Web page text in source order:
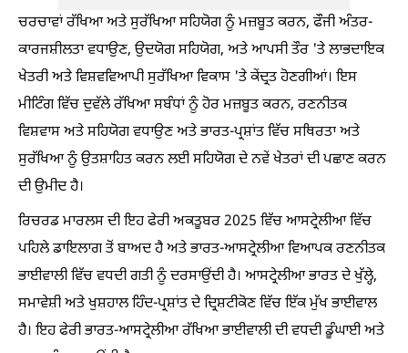
ਚਰਚਾਵਾਂ ਰੱਖਿਆ ਅਤੇ ਸੁਰੱਖਿਆ ਸਹਿਯੋਗ ਨੂੰ ਮਜ਼ਬੂਤ ਕਰਨ, ਫੌਜੀ ਅੰਤਰ-
ਕਾਰਜਸ਼ੀਲਤਾ ਵਧਾਉਣ, ਉਦਯੋਗ ਸਹਿਯੋਗ, ਅਤੇ ਆਪਸੀ ਤੌਰ 'ਤੇ ਲਾਭਦਾਇਕ
ਖੇਤਰੀ ਅਤੇ ਵਿਸ਼ਵਵਿਆਪੀ ਸੁਰੱਖਿਆ ਵਿਕਾਸ 'ਤੇ ਕੇਂਦ੍ਰਤ ਹੋਣਗੀਆਂ। ਇਸ
ਮੀਟਿੰਗ ਵਿੱਚ ਦੁਵੱਲੇ ਰੱਖਿਆ ਸਬੰਧਾਂ ਨੂੰ ਹੋਰ ਮਜ਼ਬੂਤ ਕਰਨ, ਰਣਨੀਤਕ
ਵਿਸ਼ਵਾਸ ਅਤੇ ਸਹਿਯੋਗ ਵਧਾਉਣ ਅਤੇ ਭਾਰਤ-ਪ੍ਰਸ਼ਾਂਤ ਵਿੱਚ ਸਥਿਰਤਾ ਅਤੇ
ਸੁਰੱਖਿਆ ਨੂੰ ਉਤਸ਼ਾਹਿਤ ਕਰਨ ਲਈ ਸਹਿਯੋਗ ਦੇ ਨਵੇਂ ਖੇਤਰਾਂ ਦੀ ਪਛਾਣ ਕਰਨ
ਦੀ ਉਮੀਦ ਹੈ।
ਰਿਚਰਡ ਮਾਰਲਸ ਦੀ ਇਹ ਫੇਰੀ ਅਕਤੂਬਰ 2025 ਵਿੱਚ ਆਸਟ੍ਰੇਲੀਆ ਵਿੱਚ
ਪਹਿਲੇ ਡਾਇਲਾਗ ਤੋਂ ਬਾਅਦ ਹੈ ਅਤੇ ਭਾਰਤ-ਆਸਟ੍ਰੇਲੀਆ ਵਿਆਪਕ ਰਣਨੀਤਕ
ਭਾਈਵਾਲੀ ਵਿੱਚ ਵਧਦੀ ਗਤੀ ਨੂੰ ਦਰਸਾਉਂਦੀ ਹੈ। ਆਸਟ੍ਰੇਲੀਆ ਭਾਰਤ ਦੇ ਖੁੱਲ੍ਹੇ,
ਸਮਾਵੇਸ਼ੀ ਅਤੇ ਖੁਸ਼ਹਾਲ ਹਿੰਦ-ਪ੍ਰਸ਼ਾਂਤ ਦੇ ਦ੍ਰਿਸ਼ਟੀਕੋਣ ਵਿੱਚ ਇੱਕ ਮੁੱਖ ਭਾਈਵਾਲ
ਹੈ। ਇਹ ਫੇਰੀ ਭਾਰਤ-ਆਸਟ੍ਰੇਲੀਆ ਰੱਖਿਆ ਭਾਈਵਾਲੀ ਦੀ ਵਧਦੀ ਡੂੰਘਾਈ ਅਤੇ